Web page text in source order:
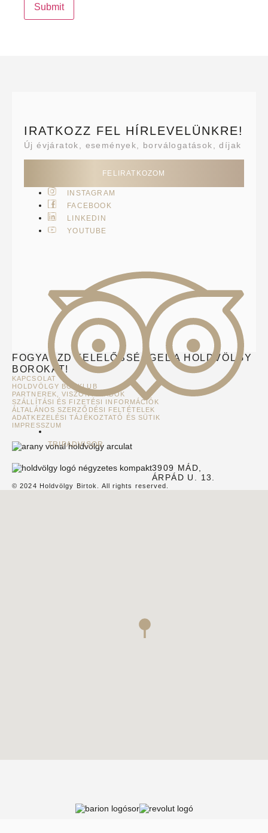
Submit
FOGYASZD FELELŐSSÉGGEL A HOLDVÖLGY
BOROKAT!
KAPCSOLAT
HOLDVÖLGY BORKLUB
PARTNEREK, VISZONTELADÓK
SZÁLLÍTÁSI ÉS FIZETÉSI INFORMÁCIÓK
ÁLTALÁNOS SZERZŐDÉSI FELTÉTELEK
ADATKEZELÉSI TÁJÉKOZTATÓ ÉS SÜTIK
IMPRESSZUM
3909 MÁD,
ÁRPÁD U. 13.
© 2024 Holdvölgy Birtok. All rights reserved.
IRATKOZZ FEL HÍRLEVELÜNKRE!
Új évjáratok, események, borválogatások, díjak
FELIRATKOZOM
INSTAGRAM
FACEBOOK
LINKEDIN
YOUTUBE
TRIPADVISOR